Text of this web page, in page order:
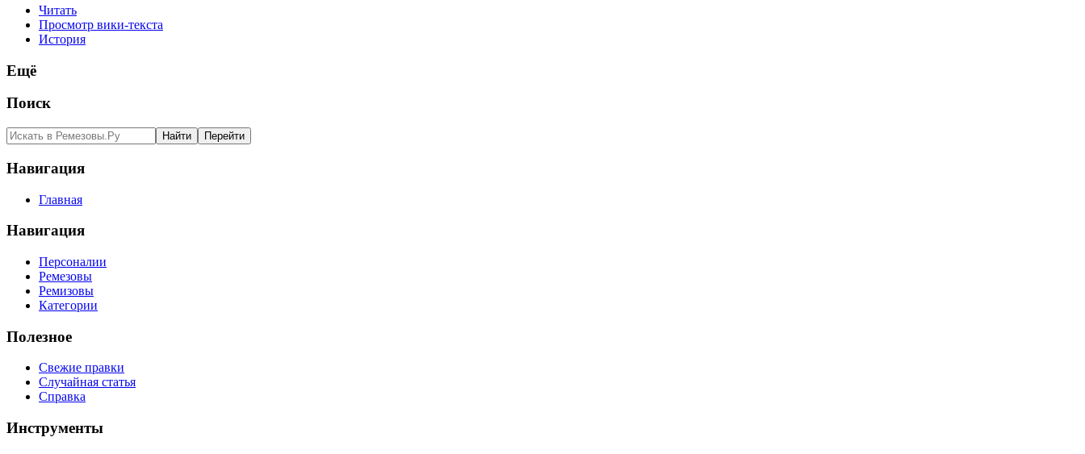
Читать
Просмотр вики-текста
История
Ещё
Поиск
Навигация
Главная
Навигация
Персоналии
Ремезовы
Ремизовы
Категории
Полезное
Свежие правки
Случайная статья
Справка
Инструменты